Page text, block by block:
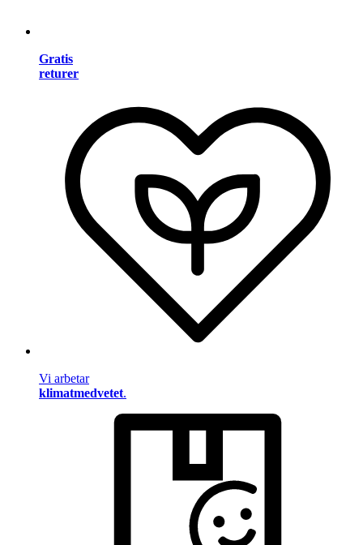
Gratis
returer
Vi arbetar
klimatmedvetet.